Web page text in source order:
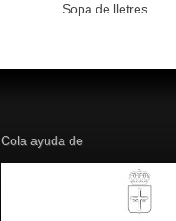
Sopa de lletres
Cola ayuda de